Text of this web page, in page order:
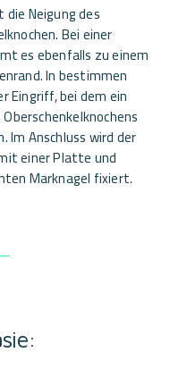
Neigung des
Bei einer
es ebenfalls zu einem
In bestimmen
Eingriff, bei dem ein
Im Anschluss wird der
einer Platte und
Marknagel fixiert.